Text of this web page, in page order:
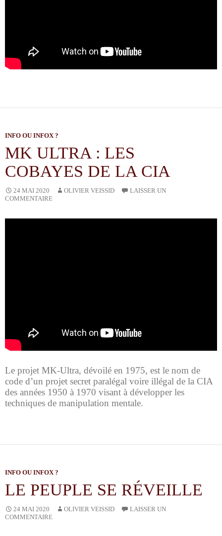
INFO OU INFOX ?
MK ULTRA : LES
COBAYES DE LA CIA
24 MAI 2020 OLIVIER VEISSID
LAISSER UN
COMMENTAIRE
Le projet MK-Ultra, dévoilé en 1975, est le nom de
code d’un projet secret paralégal voire illégal de la CIA
des années 1950 à 1970 visant à développer les
techniques de manipulation mentale.
INFO OU INFOX ?
LE PEUPLE SE RÉVEILLE
24 MAI 2020 OLIVIER VEISSID
LAISSER UN
COMMENTAIRE